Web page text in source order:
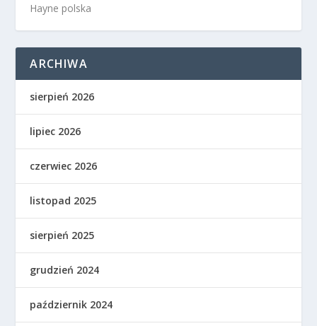
Hayne polska
ARCHIWA
sierpień 2026
lipiec 2026
czerwiec 2026
listopad 2025
sierpień 2025
grudzień 2024
październik 2024